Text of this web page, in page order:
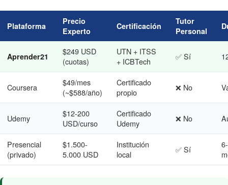
Plataforma
Precio
Experto
Certificación
Tutor
Personal
Aprender21
$249 USD
(cuotas)
UTN + ITSS
+ ICBTech
✅ Sí
Coursera
$49/mes
(~$588/año)
Certificado
propio
❌ No
Udemy
$12-200
USD/curso
Certificado
Udemy
❌ No
Presencial
(privado)
$1.500-
5.000 USD
Institución
local
✅ Sí